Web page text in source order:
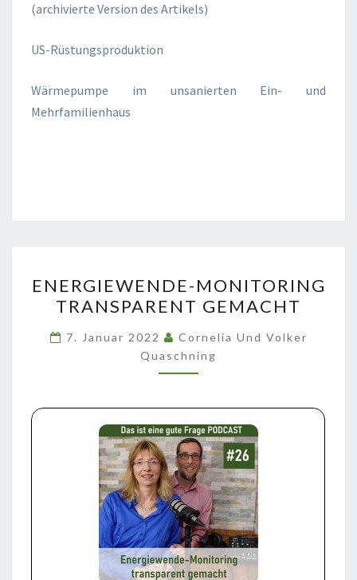
(archivierte Version des Artikels)
US-Rüstungsproduktion
Wärmepumpe im unsanierten Ein- und
Mehrfamilienhaus
MONITORING
TRANSPARENT
GEMACHT
ENERGIEWENDE-MONITORING
TRANSPARENT GEMACHT
7. Januar 2022
Cornelia Und Volker
Quaschning